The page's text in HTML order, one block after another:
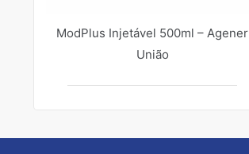
ModPlus Injetável 500ml – Agener
União